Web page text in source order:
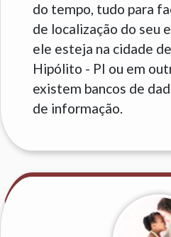
do tempo, tudo para
de localização do seu
ele esteja na cidade
Hipólito - PI ou em
existem bancos de
de informação.